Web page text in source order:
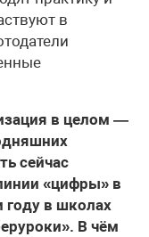
в
в целом —
сейчас
«цифры» в
году в школах
В чём